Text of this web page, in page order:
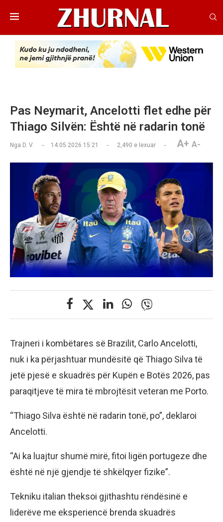
Pas Neymarit, Ancelotti flet edhe për
Thiago Silvën: Është në radarin tonë
Nga D. V. 14.05.2026 15:21 2,490 e lexuar A+ A-
Trajneri i kombëtares së Brazilit, Carlo Ancelotti,
nuk i ka përjashtuar mundësitë që Thiago Silva të
jetë pjesë e skuadrës për Kupën e Botës 2026, pas
paraqitjeve të mira të mbrojtësit veteran me Porto.
“Thiago Silva është në radarin tonë, po”, deklaroi
Ancelotti.
“Ai ka luajtur shumë mirë, fitoi ligën portugeze dhe
është në një gjendje të shkëlqyer fizike”.
Tekniku italian theksoi gjithashtu rëndësinë e
liderëve me eksperiencë brenda skuadrës